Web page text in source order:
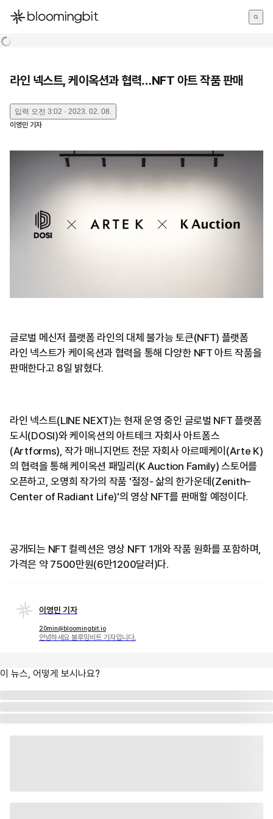
한국어
라인 넥스트, 케이옥션과 협력…NFT 아트 작품 판매
입력 오전 3:02 · 2023. 02. 08.
이영민 기자
글로벌 메신저 플랫폼 라인의 대체 불가능 토큰(NFT) 플랫폼
라인 넥스트가 케이옥션과 협력을 통해 다양한 NFT 아트 작품을
판매한다고 8일 밝혔다.
라인 넥스트(LINE NEXT)는 현재 운영 중인 글로벌 NFT 플랫폼
도시(DOSI)와 케이옥션의 아트테크 자회사 아트폼스
(Artforms), 작가 매니지먼트 전문 자회사 아르떼케이(Arte K)
의 협력을 통해 케이옥션 패밀리(K Auction Family) 스토어를
오픈하고, 오명희 작가의 작품 '절정- 삶의 한가운데(Zenith–
Center of Radiant Life)'의 영상 NFT를 판매할 예정이다.
공개되는 NFT 컬렉션은 영상 NFT 1개와 작품 원화를 포함하며,
가격은 약 7500만원(6만1200달러)다.
이영민 기자
20min@bloomingbit.io
안녕하세요 블루밍비트 기자입니다.
이 뉴스, 어떻게 보시나요?